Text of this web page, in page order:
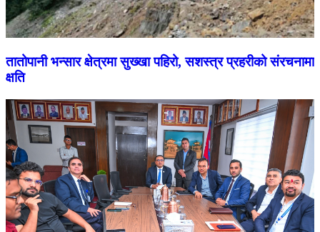
तातोपानी भन्सार क्षेत्रमा सुख्खा पहिरो, सशस्त्र प्रहरीको संरचनामा
क्षति